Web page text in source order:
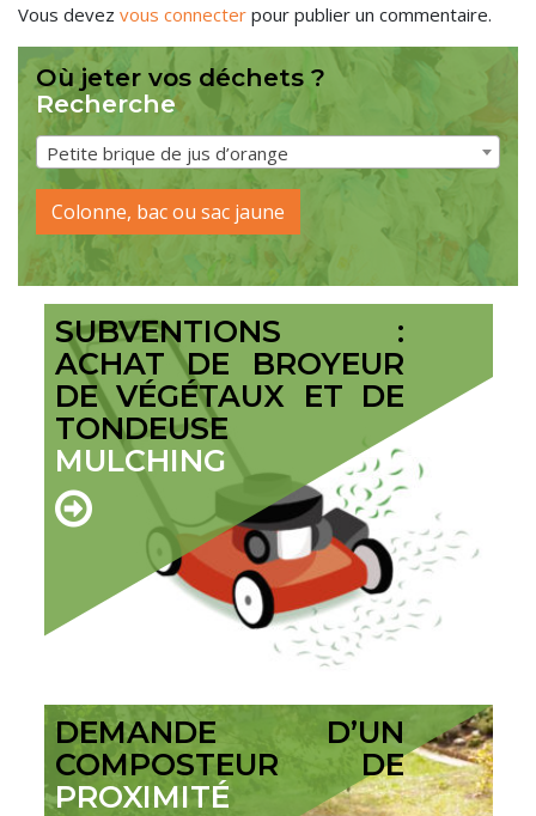
Vous devez vous connecter pour publier un commentaire.
Où jeter vos déchets ?
Recherche
Petite brique de jus d’orange
Colonne, bac ou sac jaune
SUBVENTIONS :
ACHAT DE BROYEUR
DE VÉGÉTAUX ET DE
TONDEUSE
MULCHING
DEMANDE D’UN
COMPOSTEUR DE
PROXIMITÉ